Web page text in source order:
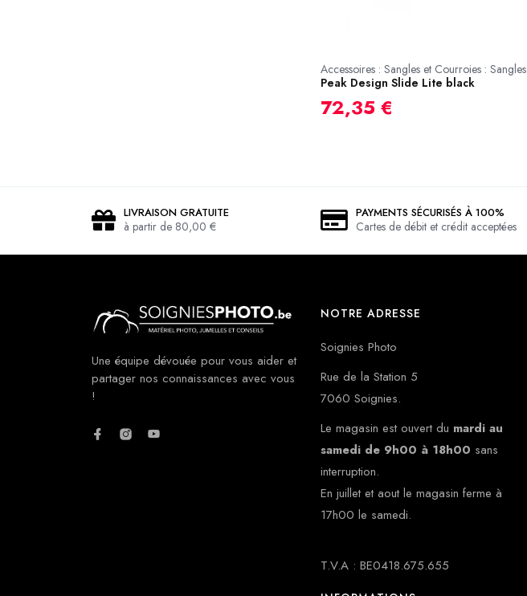
Accessoires : Sangles et Courroies : Sangles
Peak Design Slide Lite black
72,35 €
LIVRAISON GRATUITE
à partir de 80,00 €
PAYMENTS SÉCURISÉS À 100%
Cartes de débit et crédit acceptées
Une équipe dévouée pour vous aider et
partager nos connaissances avec vous
!
NOTRE ADRESSE
Soignies Photo
Rue de la Station 5
7060 Soignies.
Le magasin est ouvert du mardi au
samedi de 9h00 à 18h00 sans
interruption.
En juillet et aout le magasin ferme à
17h00 le samedi.
T.V.A : BE0418.675.655